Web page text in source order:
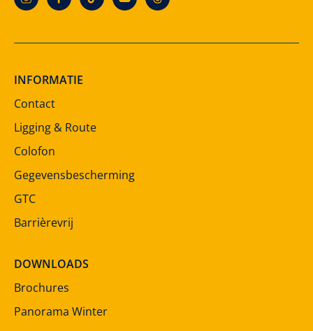
INFORMATIE
Contact
Ligging & Route
Colofon
Gegevensbescherming
GTC
Barrièrevrij
DOWNLOADS
Brochures
Panorama Winter